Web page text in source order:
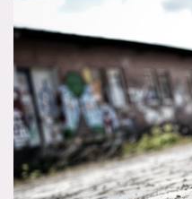
Legende
Tempel
der
Kunst